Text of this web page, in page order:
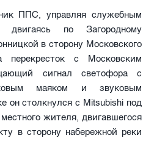
ППС, управляя служебным
двигаясь по Загородному
в сторону Московского
перекресток с Московским
сигнал светофора с
маяком и звуковым
он столкнулся с Mitsubishi под
жителя, двигавшегося
в сторону набережной реки